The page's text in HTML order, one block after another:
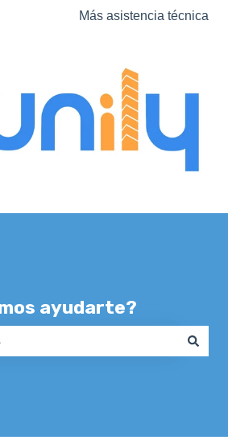
de Mostrar submenú de
Más asistencia técnica
ayudarte?